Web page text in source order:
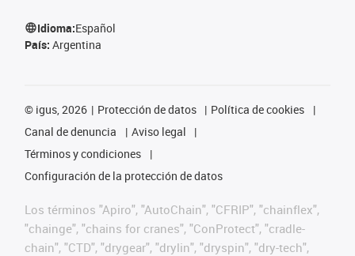
Idioma:Español
País: Argentina
© igus, 2026 Protección de datos
Política de cookies
Canal de denuncia
Aviso legal
Términos y condiciones
Configuración de la protección de datos
Los términos "Apiro", "AutoChain", "CFRIP", "chainflex",
"chainge", "chains for cranes", "ConProtect", "cradle-
chain", "CTD", "drygear", "drylin", "dryspin", "dry-tech",